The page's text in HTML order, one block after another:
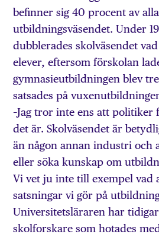
befinner sig 40 procent av
utbildningsväsendet. Under
dubblerades skolväsendet
elever, eftersom förskolan
gymnasieutbildningen blev
satsades på
–Jag tror inte ens att
det är. Skolväsendet är
än någon annan industri och
eller söka kunskap om
Vi vet ju inte till exempel vad
satsningar vi gör på
Universitetsläraren har
skolforskare som hotades